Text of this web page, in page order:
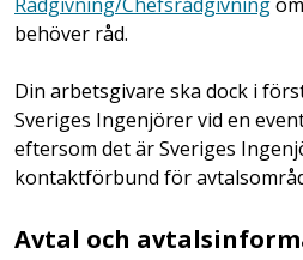
behöver råd.
Din arbetsgivare ska dock i
Sveriges Ingenjörer vid en
eftersom det är Sveriges
kontaktförbund för
Avtal och